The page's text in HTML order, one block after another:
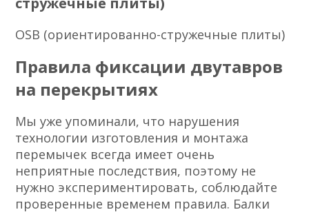
OSB (ориентированно-стружечные плиты)
Правила фиксации двутавров
на перекрытиях
Мы уже упоминали, что нарушения
технологии изготовления и монтажа
перемычек всегда имеет очень
неприятные последствия, поэтому не
нужно экспериментировать, соблюдайте
проверенные временем правила. Балки